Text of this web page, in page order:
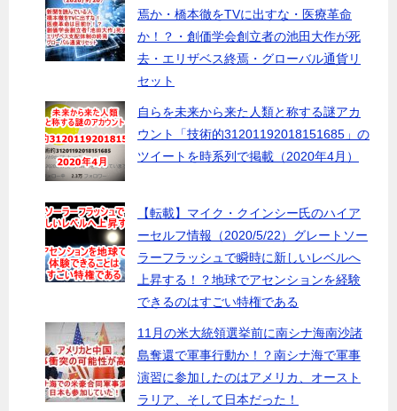
焉か・橋本徹をTVに出すな・医療革命
か！？・創価学会創立者の池田大作が死
去・エリザベス終焉・グローバル通貨リ
セット
自らを未来から来た人類と称する謎アカ
ウント「技術的31201192018151685」の
ツイートを時系列で掲載（2020年4月）
【転載】マイク・クインシー氏のハイア
ーセルフ情報（2020/5/22）グレートソー
ラーフラッシュで瞬時に新しいレベルへ
上昇する！？地球でアセンションを経験
できるのはすごい特権である
11月の米大統領選挙前に南シナ海南沙諸
島奪還で軍事行動か！？南シナ海で軍事
演習に参加したのはアメリカ、オースト
ラリア、そして日本だった！